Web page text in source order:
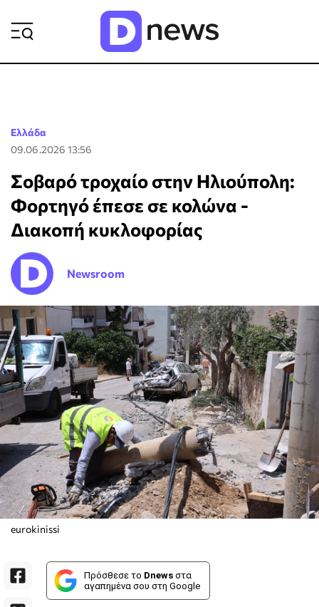
Ελλάδα
09.06.2026 13:56
Σοβαρό τροχαίο στην Ηλιούπολη:
Φορτηγό έπεσε σε κολώνα -
Διακοπή κυκλοφορίας
Newsroom
eurokinissi
Πρόσθεσε το Dnews στα
αγαπημένα σου στη Google